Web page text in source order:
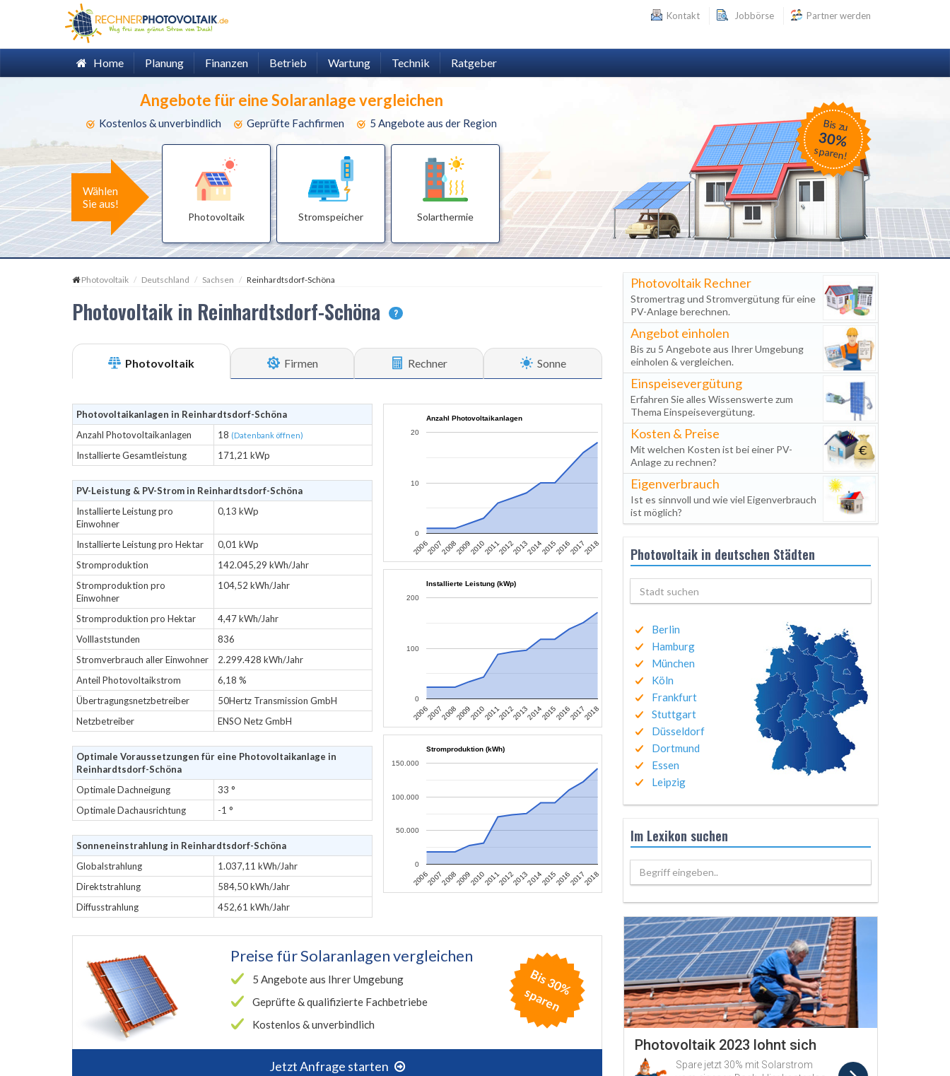
Kontakt Jobbörse Partner werden
Home Planung Finanzen Betrieb Wartung Technik Ratgeber
Angebote für eine Solaranlage vergleichen
Kostenlos & unverbindlich Geprüfte Fachfirmen 5 Angebote aus der Region
Wählen
Sie aus!
Photovoltaik Stromspeicher Solarthermie
Bis zu
30%
sparen!
Photovoltaik Deutschland Sachsen Reinhardtsdorf-Schöna
Photovoltaik in Reinhardtsdorf-Schöna ?
Photovoltaik Firmen Rechner Sonne
Photovoltaikanlagen in Reinhardtsdorf-Schöna
Anzahl Photovoltaikanlagen
18 (Datenbank öffnen)
Installierte Gesamtleistung 171,21 kWp
PV-Leistung & PV-Strom in Reinhardtsdorf-Schöna
Installierte Leistung pro
Einwohner
0,13 kWp
Installierte Leistung pro Hektar
0,01 kWp
Stromproduktion
142.045,29 kWh/Jahr
Stromproduktion pro
Einwohner
104,52 kWh/Jahr
Stromproduktion pro Hektar
4,47 kWh/Jahr
Volllaststunden
836
Stromverbrauch aller Einwohner
2.299.428 kWh/Jahr
Anteil Photovoltaikstrom
6,18 %
Übertragungsnetzbetreiber
50Hertz Transmission GmbH
Netzbetreiber
ENSO Netz GmbH
Optimale Voraussetzungen für eine Photovoltaikanlage in
Reinhardtsdorf-Schöna
Optimale Dachneigung
33 °
Optimale Dachausrichtung
-1 °
Sonneneinstrahlung in Reinhardtsdorf-Schöna
Globalstrahlung
1.037,11 kWh/Jahr
Direktstrahlung
584,50 kWh/Jahr
Diffusstrahlung
452,61 kWh/Jahr
Anzahl Photovoltaikanlagen
2006200720082009201020112012201320142015201620172018
0
10
20
Installierte Leistung (kWp)
2006200720082009201020112012201320142015201620172018
0
100
200
Stromproduktion (kWh)
2006200720082009201020112012201320142015201620172018
0
50.000
100.000
150.000
Preise fürSolaranlagen vergleichen
5 Angebote aus Ihrer Umgebung
Geprüfte & qualifizierte Fachbetriebe
Kostenlos & unverbindlich
Jetzt Anfrage starten
B
is
3
0
%
s
p
a
r
e
n
Photovoltaik Rechner
Stromertrag und Stromvergütung für eine
PV-Anlage berechnen.
Angebot einholen
Bis zu 5 Angebote aus Ihrer Umgebung
einholen & vergleichen.
Einspeisevergütung
Erfahren Sie alles Wissenswerte zum
Thema Einspeisevergütung.
Kosten & Preise
Mit welchen Kosten ist bei einer PV-
Anlage zu rechnen?
Eigenverbrauch
Ist es sinnvoll und wie viel Eigenverbrauch
ist möglich?
Photovoltaik in deutschen Städten
Berlin
Hamburg
München
Köln
Frankfurt
Stuttgart
Düsseldorf
Dortmund
Essen
Leipzig
Im Lexikon suchen
Begriff eingeben..